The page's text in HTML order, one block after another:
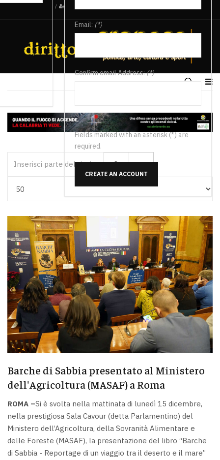
/
Email: (*)
Confirm email Address:(*)
Fields marked with an asterisk (*) are
required.
CREATE AN ACCOUNT
Barche di Sabbia presentato al Ministero
dell'Agricoltura (MASAF) a Roma
ROMA –Si è svolta nella mattinata di lunedì 15 dicembre,
nella prestigiosa Sala Cavour (detta Parlamentino) del
Ministero dell’Agricoltura, della Sovranità Alimentare e
delle Foreste (MASAF), la presentazione del libro “Barche
di Sabbia - Reportage di un viaggio tra il deserto e il mare”